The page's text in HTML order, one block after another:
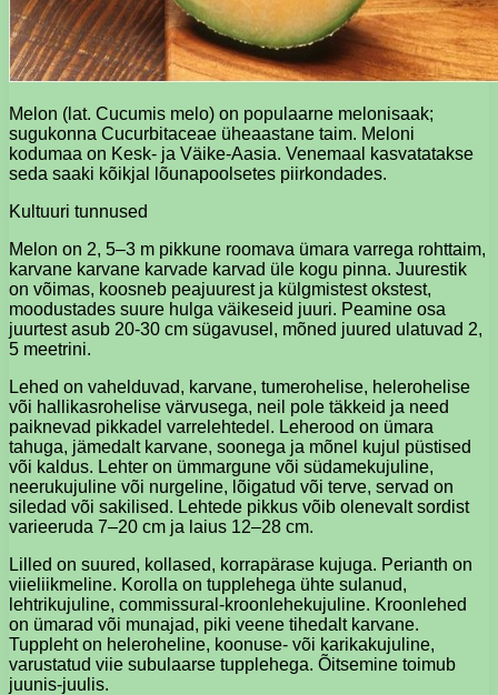
Melon (lat. Cucumis melo) on populaarne melonisaak;
sugukonna Cucurbitaceae üheaastane taim. Meloni
kodumaa on Kesk- ja Väike-Aasia. Venemaal kasvatatakse
seda saaki kõikjal lõunapoolsetes piirkondades.
Kultuuri tunnused
Melon on 2, 5–3 m pikkune roomava ümara varrega rohttaim,
karvane karvane karvade karvad üle kogu pinna. Juurestik
on võimas, koosneb peajuurest ja külgmistest okstest,
moodustades suure hulga väikeseid juuri. Peamine osa
juurtest asub 20-30 cm sügavusel, mõned juured ulatuvad 2,
5 meetrini.
Lehed on vahelduvad, karvane, tumerohelise, helerohelise
või hallikasrohelise värvusega, neil pole täkkeid ja need
paiknevad pikkadel varrelehtedel. Leherood on ümara
tahuga, jämedalt karvane, soonega ja mõnel kujul püstised
või kaldus. Lehter on ümmargune või südamekujuline,
neerukujuline või nurgeline, lõigatud või terve, servad on
siledad või sakilised. Lehtede pikkus võib olenevalt sordist
varieeruda 7–20 cm ja laius 12–28 cm.
Lilled on suured, kollased, korrapärase kujuga. Perianth on
viieliikmeline. Korolla on tupplehega ühte sulanud,
lehtrikujuline, commissural-kroonlehekujuline. Kroonlehed
on ümarad või munajad, piki veene tihedalt karvane.
Tuppleht on heleroheline, koonuse- või karikakujuline,
varustatud viie subulaarse tupplehega. Õitsemine toimub
juunis-juulis.